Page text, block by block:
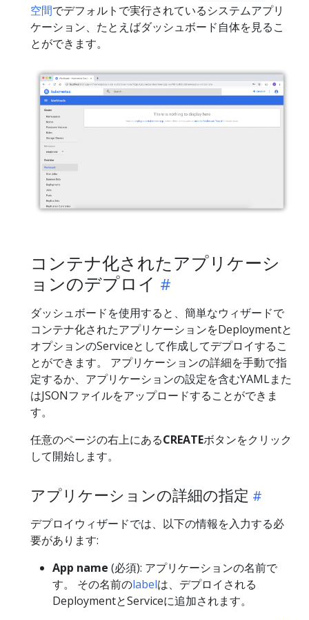
空間でデフォルトで実行されているシステムアプリ
ケーション、たとえばダッシュボード自体を見るこ
とができます。
コンテナ化されたアプリケーシ
ョンのデプロイ
ダッシュボードを使用すると、簡単なウィザードで
コンテナ化されたアプリケーションをDeploymentと
オプションのServiceとして作成してデプロイするこ
とができます。 アプリケーションの詳細を手動で指
定するか、アプリケーションの設定を含むYAMLまた
はJSONファイルをアップロードすることができま
す。
任意のページの右上にあるCREATEボタンをクリック
して開始します。
アプリケーションの詳細の指定
デプロイウィザードでは、以下の情報を入力する必
要があります:
App name (必須): アプリケーションの名前で
す。 その名前のlabelは、デプロイされる
DeploymentとServiceに追加されます。